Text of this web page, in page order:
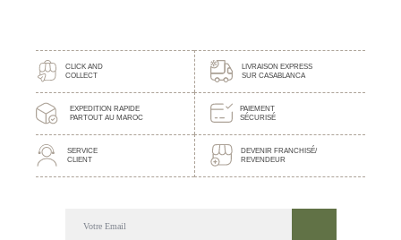
CLICK AND
COLLECT
LIVRAISON EXPRESS
SUR CASABLANCA
EXPEDITION RAPIDE
PARTOUT AU MAROC
PAIEMENT
SÉCURISÉ
SERVICE
CLIENT
DEVENIR FRANCHISÉ/
REVENDEUR
DECOUVREZ NOTRE NEWSLETTER GOURMANDE
SUIVEZ NOS ACTUALITE ET EVENEMENTS